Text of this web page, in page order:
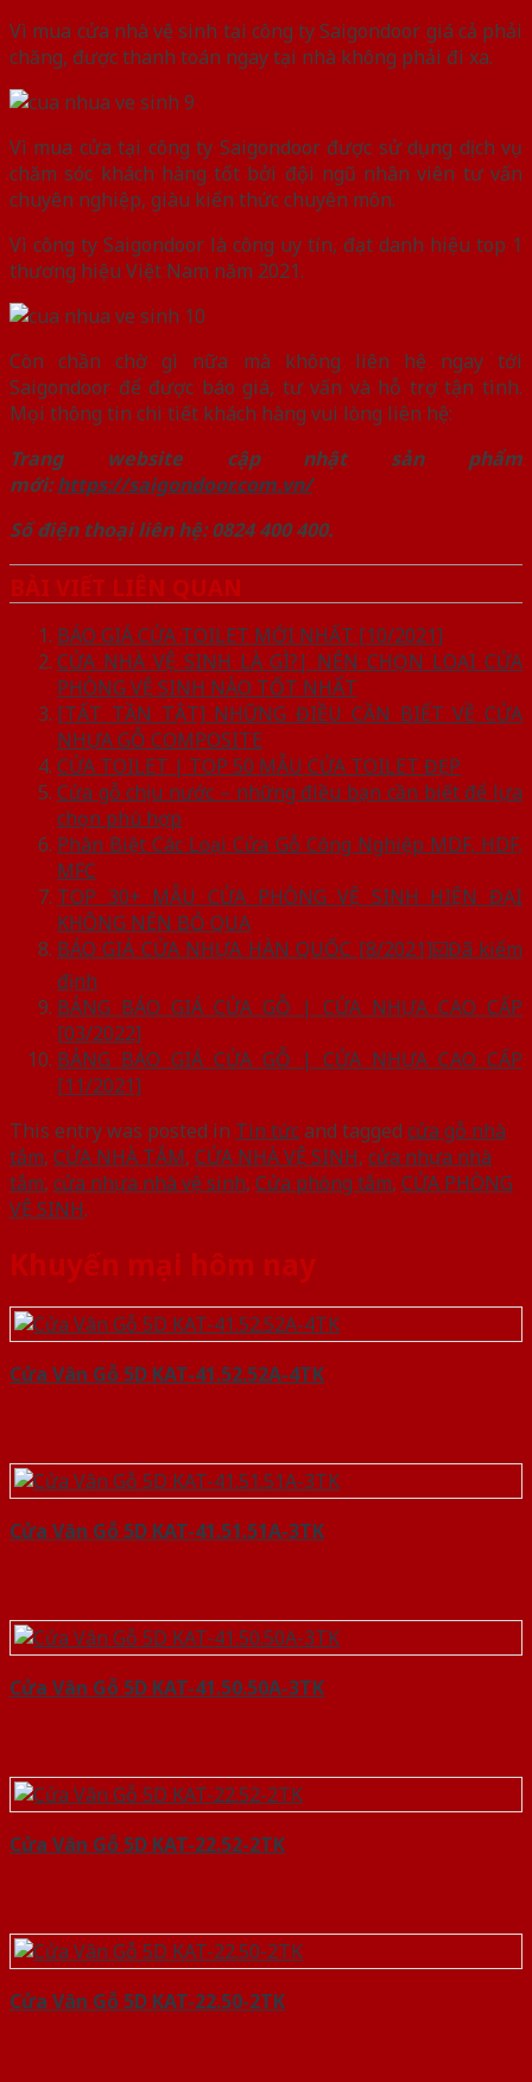
Vì mua cửa nhà vệ sinh tại công ty Saigondoor giá cả phải
chăng, được thanh toán ngay tại nhà không phải đi xa.
Vì mua cửa tại công ty Saigondoor được sử dụng dịch vụ
chăm sóc khách hàng tốt bởi đội ngũ nhân viên tư vấn
chuyên nghiệp, giàu kiến thức chuyên môn.
Vì công ty Saigondoor là công uy tín, đạt danh hiệu top 1
thương hiệu Việt Nam năm 2021.
Còn chần chờ gì nữa mà không liên hệ ngay tới
Saigondoor để được báo giá, tư vấn và hỗ trợ tận tình.
Mọi thông tin chi tiết khách hàng vui lòng liên hệ:
Trang website cập nhật sản phẩm
mới:https://saigondoor.com.vn/
Số điện thoại liên hệ: 0824 400 400.
BÀI VIẾT LIÊN QUAN
BÁO GIÁ CỬA TOILET MỚI NHẤT [10/2021]
CỬA NHÀ VỆ SINH LÀ GÌ?| NÊN CHỌN LOẠI CỬA
PHÒNG VỆ SINH NÀO TỐT NHẤT
[TẤT TẦN TẬT] NHỮNG ĐIỀU CẦN BIẾT VỀ CỬA
NHỰA GỖ COMPOSITE
CỬA TOILET | TOP 50 MẪU CỬA TOILET ĐẸP
Cửa gỗ chịu nước – những điều bạn cần biết để lựa
chọn phù hợp
Phân Biệt Các Loại Cửa Gỗ Công Nghiệp MDF, HDF,
MFC
TOP 30+ MẪU CỬA PHÒNG VỆ SINH HIỆN ĐẠI
KHÔNG NÊN BỎ QUA
BÁO GIÁ CỬA NHỰA HÀN QUỐC [8/2021]☑️Đã kiểm
định
BẢNG BÁO GIÁ CỬA GỖ | CỬA NHỰA CAO CẤP
[03/2022]
BẢNG BÁO GIÁ CỬA GỖ | CỬA NHỰA CAO CẤP
[11/2021]
This entry was posted in Tin tứcand tagged cửa gỗ nhà
tắm, CỬA NHÀ TẮM, CỬA NHÀ VỆ SINH, cửa nhựa nhà
tắm, cửa nhựa nhà vệ sinh, Cửa phòng tắm, CỬA PHÒNG
VỆ SINH.
Khuyến mại hôm nay
Cửa Vân Gỗ 5D KAT-41.52.52A-4TK
Cửa Vân Gỗ 5D KAT-41.51.51A-3TK
Cửa Vân Gỗ 5D KAT-41.50.50A-3TK
Cửa Vân Gỗ 5D KAT-22.52-2TK
Cửa Vân Gỗ 5D KAT-22.50-2TK